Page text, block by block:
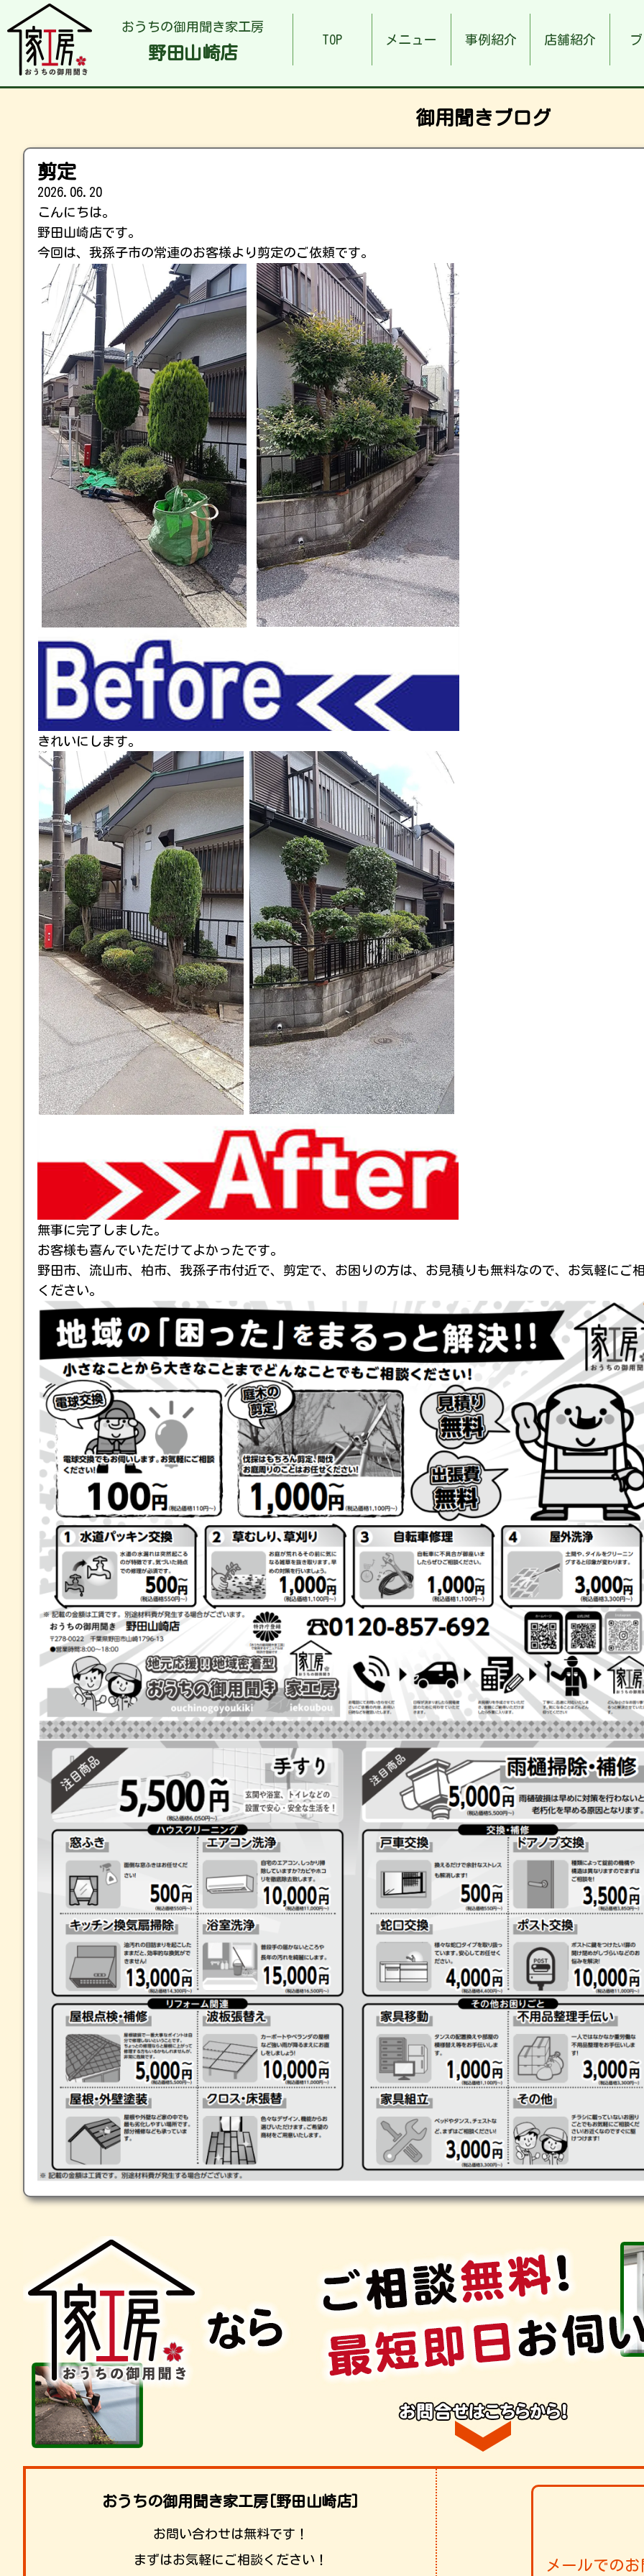
おうちの御用聞き家工房
野田山崎店
TOP メニュー 事例紹介 店舗紹介
御用聞きブログ
剪定
2026.06.20
こんにちは。
野田山崎店です。
今回は、我孫子市の常連のお客様より剪定のご依頼です。
きれいにします。
無事に完了しました。
お客様も喜んでいただけてよかったです。
野田市、流山市、柏市、我孫子市付近で、剪定で、お困りの方は、お見積りも無料なので、お気軽にご
ください。
おうちの御用聞き家工房[野田山崎店]
お問い合わせは無料です！
まずはお気軽にご相談ください！
メールでの